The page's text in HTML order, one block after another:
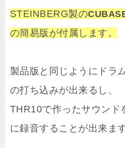
STEINBERG製の
の簡易版が付属します。
製品版と同じようにドラ
の打ち込みが出来るし、
THR10で作ったサウンド
に録音することが出来ます